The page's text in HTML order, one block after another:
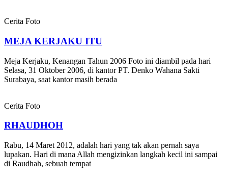
Cerita Foto
MEJA KERJAKU ITU
Meja Kerjaku, Kenangan Tahun 2006 Foto ini diambil pada hari
Selasa, 31 Oktober 2006, di kantor PT. Denko Wahana Sakti
Surabaya, saat kantor masih berada
Cerita Foto
RHAUDHOH
Rabu, 14 Maret 2012, adalah hari yang tak akan pernah saya
lupakan. Hari di mana Allah mengizinkan langkah kecil ini sampai
di Raudhah, sebuah tempat